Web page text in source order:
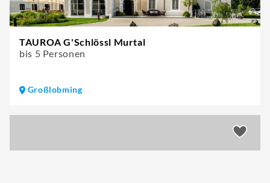
TAUROA G'Schlössl Murtal
bis 5 Personen
Großlobming